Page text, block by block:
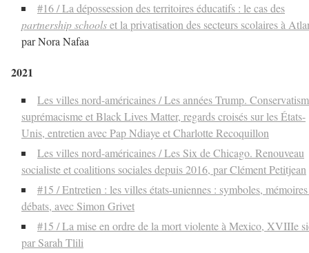
#16 / La dépossession des territoires éducatifs : le cas des
partnership schoolset la privatisation des secteurs scolaires à
par Nora Nafaa
2021
Les villes nord-américaines / Les années Trump.
suprémacisme et Black Lives Matter, regards croisés sur les États-
Unis, entretien avec Pap Ndiaye et Charlotte Recoquillon
Les villes nord-américaines / Les Six de Chicago. Renouveau
socialiste et coalitions sociales depuis 2016, par Clément Petitjean
#15 / Entretien : les villes états-uniennes : symboles,
débats, avec Simon Grivet
#15 / La mise en ordre de la mort violente à Mexico, XVIIIe
par Sarah Tlili